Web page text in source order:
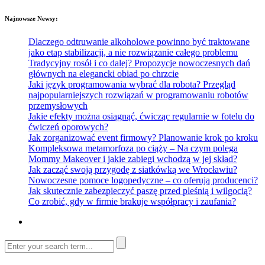
Najnowsze Newsy:
Dlaczego odtruwanie alkoholowe powinno być traktowane
jako etap stabilizacji, a nie rozwiązanie całego problemu
Tradycyjny rosół i co dalej? Propozycje nowoczesnych dań
głównych na elegancki obiad po chrzcie
Jaki język programowania wybrać dla robota? Przegląd
najpopularniejszych rozwiązań w programowaniu robotów
przemysłowych
Jakie efekty można osiągnąć, ćwicząc regularnie w fotelu do
ćwiczeń oporowych?
Jak zorganizować event firmowy? Planowanie krok po kroku
Kompleksowa metamorfoza po ciąży – Na czym polega
Mommy Makeover i jakie zabiegi wchodzą w jej skład?
Jak zacząć swoją przygodę z siatkówką we Wrocławiu?
Nowoczesne pomoce logopedyczne – co oferują producenci?
Jak skutecznie zabezpieczyć paszę przed pleśnią i wilgocią?
Co zrobić, gdy w firmie brakuje współpracy i zaufania?